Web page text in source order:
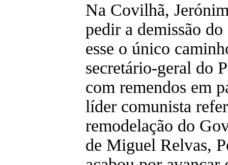
Na Covilhã,
pedir a demissão
esse o único
secretário-geral do
com remendos em
líder comunista
remodelação do
de Miguel Relvas,